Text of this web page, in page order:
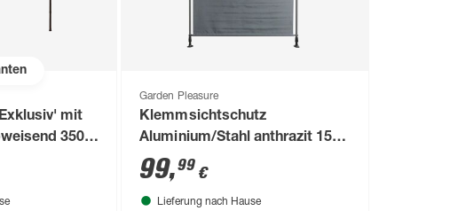
mit
350 x
Garden Pleasure
Klemmsichtschutz
Aluminium/Stahl anthrazit 150
x 312 cm
99,99 €
Lieferung nach Hause